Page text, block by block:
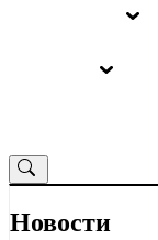
Новости